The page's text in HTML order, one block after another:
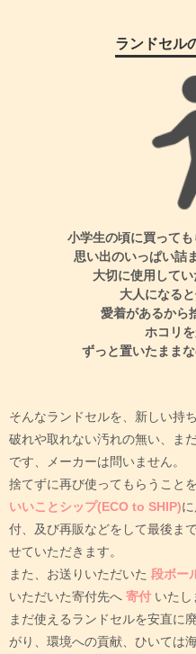
ランドセル
小学生の頃に買っても
思い出のいっぱい詰
大切に使用してい
大人になる
愛着があるから
ホコリを
ずっと置いたまま
そんなランドセルを、新しい持
破れや取れない汚れの無い、ま
です、メーカーは問いません。
捨てずに再び使ってもらうこと
いいことシップ(ECO to SHIP)
付、及び再販などをして最後ま
せていただきます。
また、お送りいただいた 段ボー
いただいた寄付先へ 寄付 いたし
まだ使えるランドセルを安直に
がり、環境への貢献、ひいては